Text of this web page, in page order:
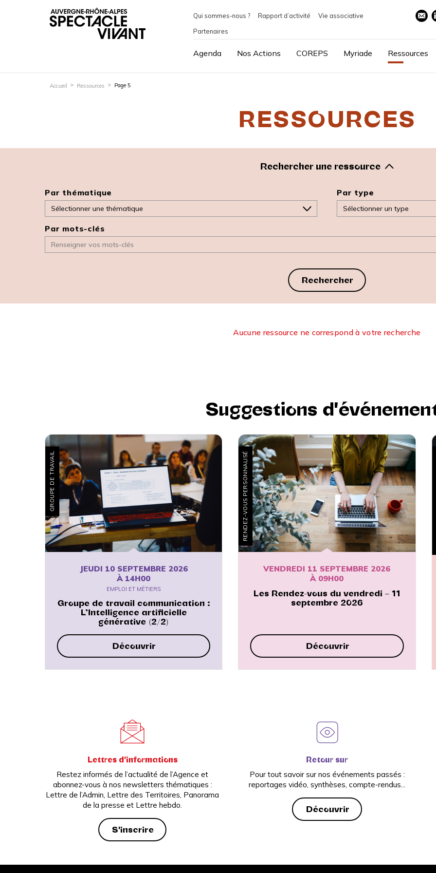
Qui sommes-nous ? Rapport d’activité
Vie associative
Partenaires
Agenda Nos Actions COREPS Myriade Ressources
Accueil Ressources Page 5
RESSOURCES
Rechercher une ressource
Par thématique Par type
Par mots-clés
Rechercher
Aucune ressource ne correspond à votre recherche
Suggestions
GROUPE DE TRAVAIL
JEUDI 10 SEPTEMBRE 2026
À 14H00
EMPLOI ET MÉTIERS
Groupe de travail communication :
L’Intelligence artificielle
générative (2/2)
Découvrir
RENDEZ-VOUS PERSONNALISÉ
VENDREDI 11 SEPTEMBRE 2026
À 09H00
Les Rendez-vous du vendredi – 11
septembre 2026
Découvrir
Lettres d'informations
Restez informés de l’actualité de l’Agence et
abonnez-vous à nos newsletters thématiques :
Lettre de l’Admin, Lettre des Territoires, Panorama
de la presse et Lettre hebdo.
S'inscrire
Retour sur
Pour tout savoir sur nos événements passés :
reportages vidéo, synthèses, compte-rendus...
Découvrir